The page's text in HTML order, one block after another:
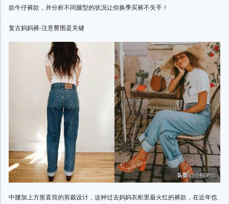
款牛仔裤款，并分析不同腿型的状况让你换季买裤不失手！
复古妈妈裤-注意臀围是关键
中腰加上方形直筒的剪裁设计，这种过去妈妈衣柜里最火红的裤款，在近年也